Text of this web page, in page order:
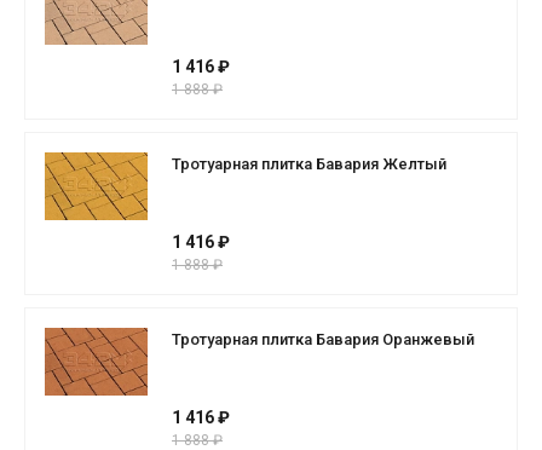
1 416 ₽
1 888 ₽
Тротуарная плитка Бавария Желтый
1 416 ₽
1 888 ₽
Тротуарная плитка Бавария Оранжевый
1 416 ₽
1 888 ₽